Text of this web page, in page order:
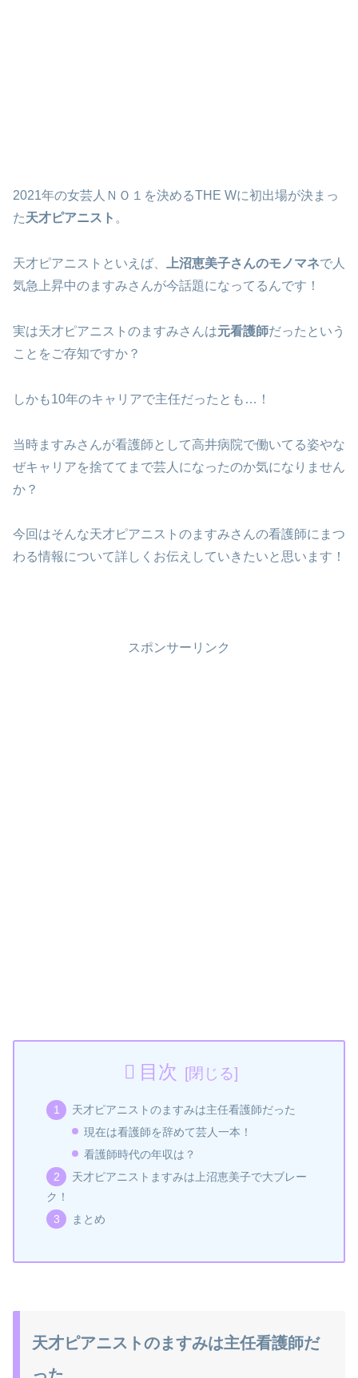
2021年の女芸人ＮＯ１を決めるTHE Wに初出場が決まっ
た天才ピアニスト 。
天才ピアニストといえば、 上沼恵美子さんのモノマネで人
気急上昇中のますみさんが今話題になってるんです！
実は天才ピアニストのますみさんは元看護師だったという
ことをご存知ですか？
しかも10年のキャリアで主任だったとも…！
当時ますみさんが看護師として高井病院で働いてる姿やな
ぜキャリアを捨ててまで芸人になったのか気になりません
か？
今回はそんな天才ピアニストのますみさんの看護師にまつ
わる情報について詳しくお伝えしていきたいと思います！
スポンサーリンク
目次
天才ピアニストのますみは主任看護師だった
現在は看護師を辞めて芸人一本！
看護師時代の年収は？
天才ピアニストますみは上沼恵美子で大ブレー
ク！
まとめ
天才ピアニストのますみは主任看護師だ